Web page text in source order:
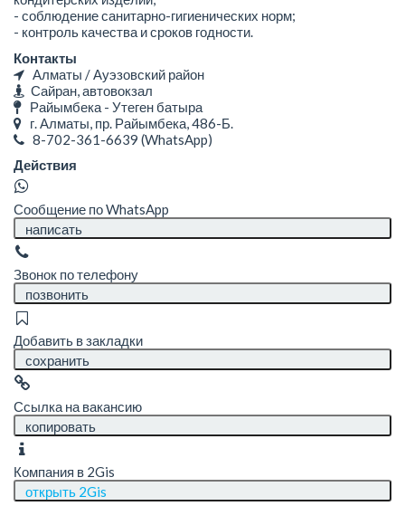
- соблюдение санитарно-гигиенических норм;
- контроль качества и сроков годности.
Контакты
Алматы / Ауэзовский район
Сайран, автовокзал
Райымбека - Утеген батыра
г. Алматы, пр. Райымбека, 486-Б.
8-702-361-6639 (WhatsApp)
Действия
Сообщение по WhatsApp
написать
Звонок по телефону
позвонить
Добавить в закладки
сохранить
Ссылка на вакансию
копировать
Компания в 2Gis
открыть 2Gis